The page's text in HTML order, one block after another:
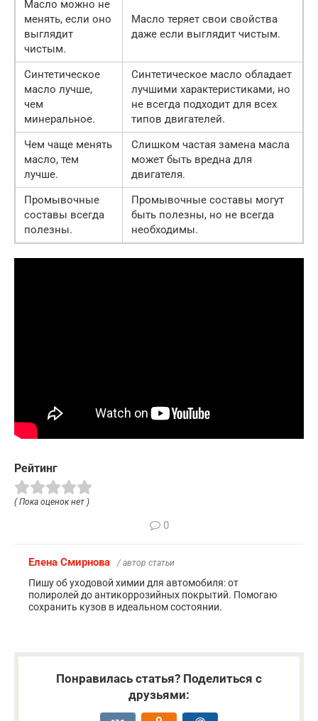
Масло можно не
менять, если оно
выглядит
чистым.
Масло теряет свои свойства
даже если выглядит чистым.
Синтетическое
масло лучше,
чем
минеральное.
Синтетическое масло обладает
лучшими характеристиками, но
не всегда подходит для всех
типов двигателей.
Чем чаще менять
масло, тем
лучше.
Слишком частая замена масла
может быть вредна для
двигателя.
Промывочные
составы всегда
полезны.
Промывочные составы могут
быть полезны, но не всегда
необходимы.
Рейтинг
( Пока оценок нет )
0
Елена Смирнова / автор статьи
Пишу об уходовой химии для автомобиля: от
полиролей до антикоррозийных покрытий. Помогаю
сохранить кузов в идеальном состоянии.
Понравилась статья? Поделиться с
друзьями: